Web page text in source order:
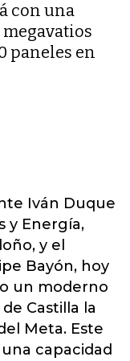
con una
paneles en
Iván Duque
y Energía,
y el
Bayón, hoy
un moderno
Castilla la
Meta. Este
capacidad